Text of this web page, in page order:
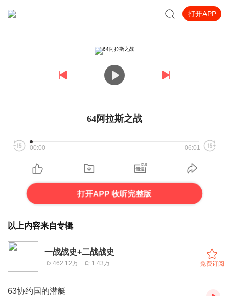
打开APP
64阿拉斯之战
00:00 06:01
打开APP 收听完整版
以上内容来自专辑
一战战史+二战战史
462.12万 1.43万 免费订阅
63协约国的潜艇